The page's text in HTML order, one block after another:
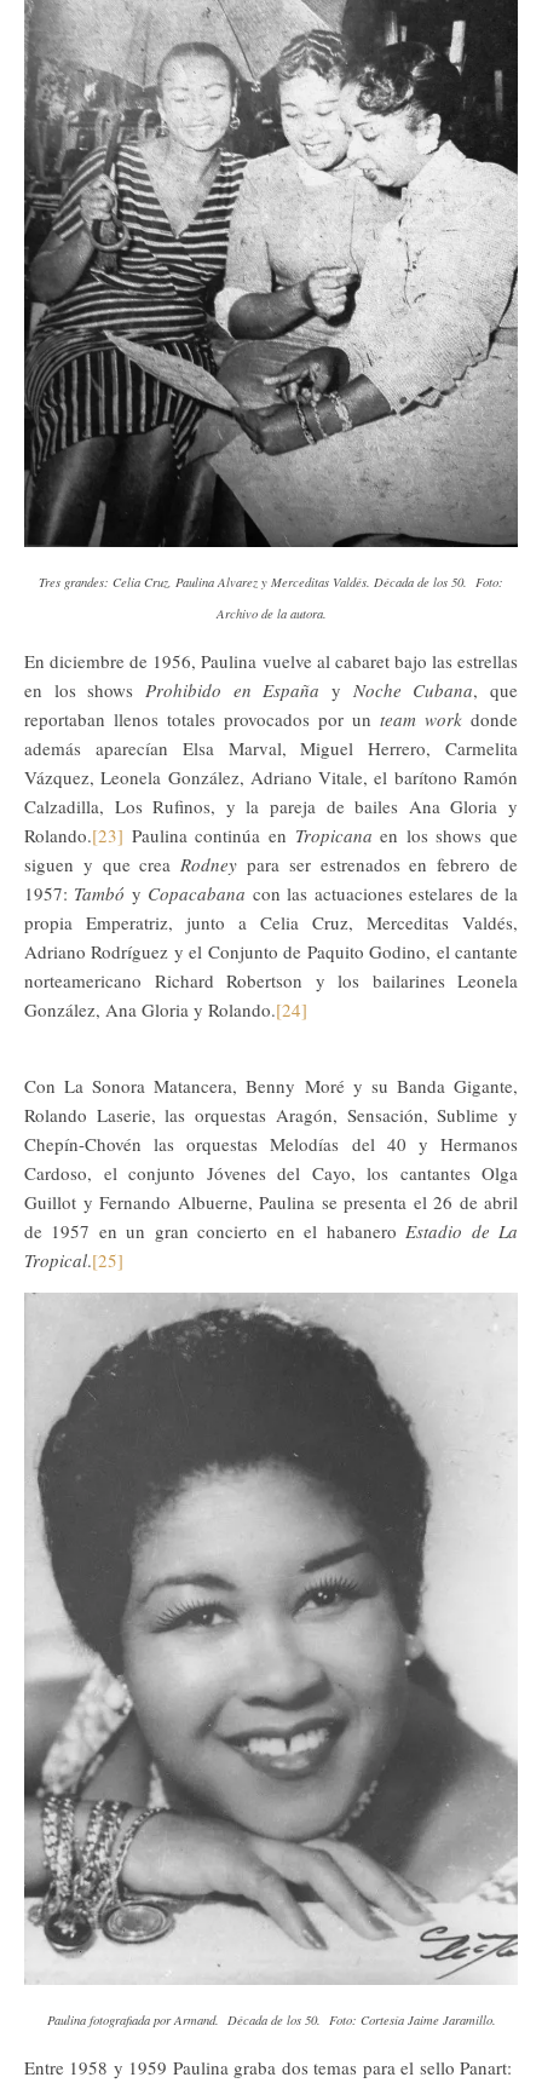
Tres grandes: Celia Cruz, Paulina Alvarez y Merceditas Valdés. Década de los 50. Foto:
Archivo de la autora.
En diciembre de 1956, Paulina vuelve al cabaret bajo las estrellas
en los shows Prohibido en España y Noche Cubana, que
reportaban llenos totales provocados por un team work donde
además aparecían Elsa Marval, Miguel Herrero, Carmelita
Vázquez, Leonela González, Adriano Vitale, el barítono Ramón
Calzadilla, Los Rufinos, y la pareja de bailes Ana Gloria y
Rolando.[23] Paulina continúa en Tropicana en los shows que
siguen y que creaRodney para ser estrenados en febrero de
1957: Tambó y Copacabana con las actuaciones estelares de la
propia Emperatriz, junto a Celia Cruz, Merceditas Valdés,
Adriano Rodríguez y el Conjunto de Paquito Godino, el cantante
norteamericano Richard Robertson y los bailarines Leonela
González, Ana Gloria y Rolando.[24]
Con La Sonora Matancera, Benny Moré y su Banda Gigante,
Rolando Laserie, las orquestas Aragón, Sensación, Sublime y
Chepín-Chovén las orquestas Melodías del 40 y Hermanos
Cardoso, el conjunto Jóvenes del Cayo, los cantantes Olga
Guillot y Fernando Albuerne, Paulina se presenta el 26 de abril
de 1957 en un gran concierto en el habaneroEstadio de La
Tropical.[25]
Paulina fotografiada por Armand. Década de los 50. Foto: Cortesía Jaime Jaramillo.
Entre 1958 y 1959 Paulina graba dos temas para el sello Panart: